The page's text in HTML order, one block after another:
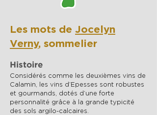
Les mots de Jocelyn
Verny, sommelier
Histoire
Considérés comme les deuxièmes vins de
Calamin, les vins d’Epesses sont robustes
et gourmands, dotés d’une forte
personnalité grâce à la grande typicité
des sols argilo-calcaires.